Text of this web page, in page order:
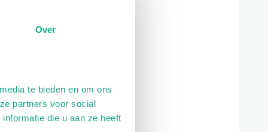
Over
te bieden en om ons
partners voor social
die u aan ze heeft